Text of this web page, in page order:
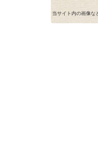
当サイト内の画像な